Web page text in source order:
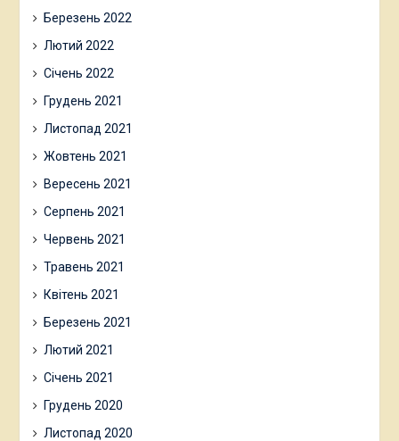
Березень 2022
Лютий 2022
Січень 2022
Грудень 2021
Листопад 2021
Жовтень 2021
Вересень 2021
Серпень 2021
Червень 2021
Травень 2021
Квітень 2021
Березень 2021
Лютий 2021
Січень 2021
Грудень 2020
Листопад 2020